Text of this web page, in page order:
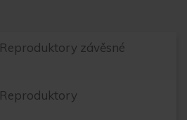
Reproduktory závěsné
Reproduktory